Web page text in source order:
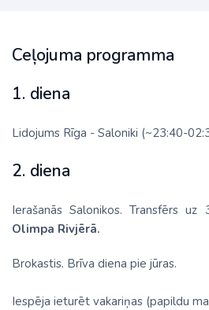
Ceļojuma programma
1. diena
Lidojums Rīga - Saloniki (~23:40-
2. diena
Ierašanās Salonikos. Transfērs
Olimpa Rivjērā.
Brokastis. Brīva diena pie jūras.
Iespēja ieturēt vakariņas (papildu